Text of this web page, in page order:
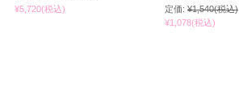
¥5,720(税込)
定価: ¥1,540(税込)
¥1,078(税込)